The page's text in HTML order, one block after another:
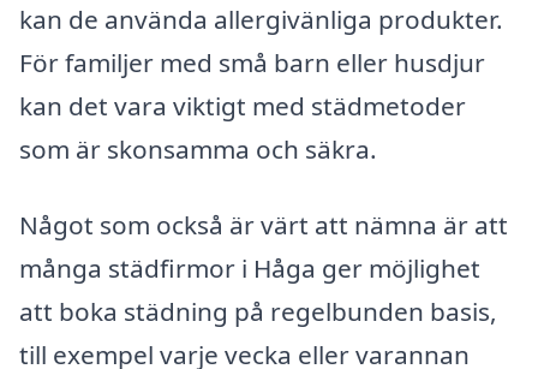
kan de använda allergivänliga produkter.
För familjer med små barn eller husdjur
kan det vara viktigt med städmetoder
som är skonsamma och säkra.
Något som också är värt att nämna är att
många städfirmor i Håga ger möjlighet
att boka städning på regelbunden basis,
till exempel varje vecka eller varannan